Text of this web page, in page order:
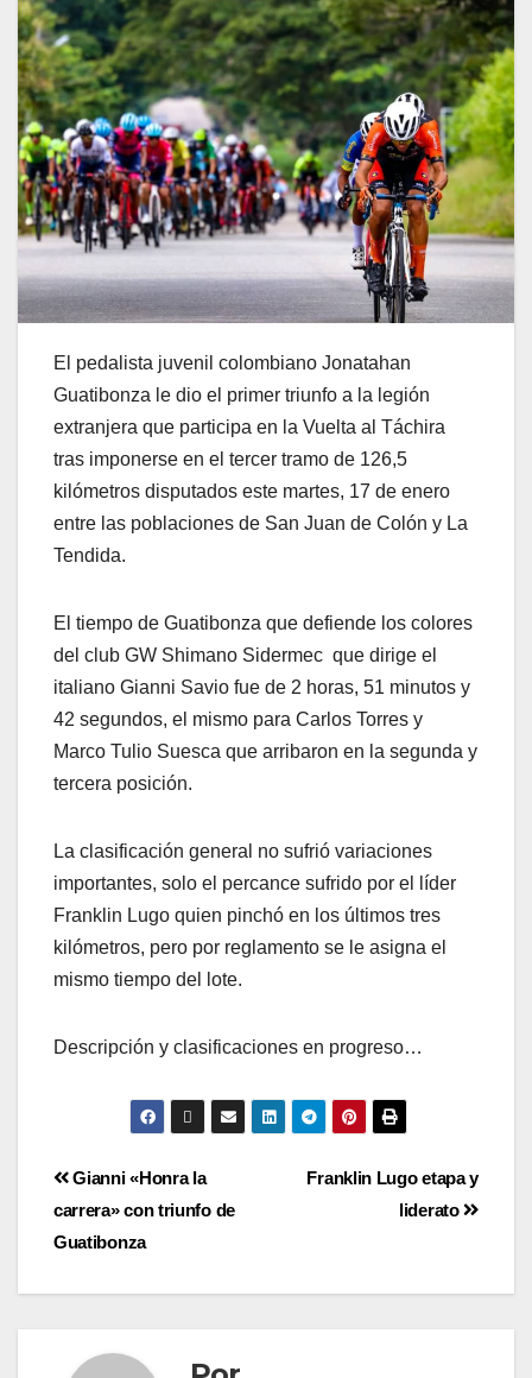
El pedalista juvenil colombiano Jonatahan
Guatibonza le dio el primer triunfo a la legión
extranjera que participa en la Vuelta al Táchira
tras imponerse en el tercer tramo de 126,5
kilómetros disputados este martes, 17 de enero
entre las poblaciones de San Juan de Colón y La
Tendida.
El tiempo de Guatibonza que defiende los colores
del club GW Shimano Sidermec que dirige el
italiano Gianni Savio fue de 2 horas, 51 minutos y
42 segundos, el mismo para Carlos Torres y
Marco Tulio Suesca que arribaron en la segunda y
tercera posición.
La clasificación general no sufrió variaciones
importantes, solo el percance sufrido por el líder
Franklin Lugo quien pinchó en los últimos tres
kilómetros, pero por reglamento se le asigna el
mismo tiempo del lote.
Descripción y clasificaciones en progreso…
Franklin Lugo etapa y
liderato
Gianni «Honra la
carrera» con triunfo de
Guatibonza